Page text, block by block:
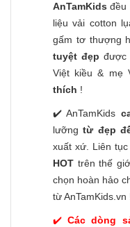
AnTamKids đều
liệu vải cotton
gấm tơ thượng
tuyệt đẹp được
Việt kiều & mẹ
thích !
✔️ AnTamKids
lưỡngtừ đẹp
xuất xứ. Liên
HOT trên thế
chọn hoàn hảo
từ AnTamKids.vn
✔️Các dòng